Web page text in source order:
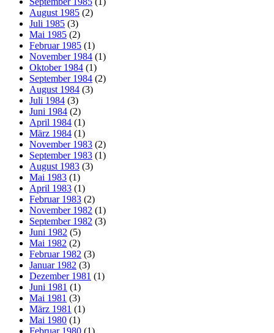
August 1985 (2)
Juli 1985 (3)
Mai 1985 (2)
Februar 1985 (1)
November 1984 (1)
Oktober 1984 (1)
September 1984 (2)
August 1984 (3)
Juli 1984 (3)
Juni 1984 (2)
April 1984 (1)
März 1984 (1)
November 1983 (2)
September 1983 (1)
August 1983 (3)
Mai 1983 (1)
April 1983 (1)
Februar 1983 (2)
November 1982 (1)
September 1982 (3)
Juni 1982 (5)
Mai 1982 (2)
Februar 1982 (3)
Januar 1982 (3)
Dezember 1981 (1)
Juni 1981 (1)
Mai 1981 (3)
März 1981 (1)
Mai 1980 (1)
Februar 1980 (1)